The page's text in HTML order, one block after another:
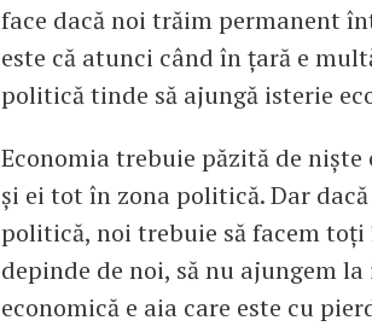
face dacă noi trăim permanent
este că atunci când în țară e
politică tinde să ajungă isterie
Economia trebuie păzită de
și ei tot în zona politică. Dar
politică, noi trebuie să facem
depinde de noi, să nu ajungem
economică e aia care este cu